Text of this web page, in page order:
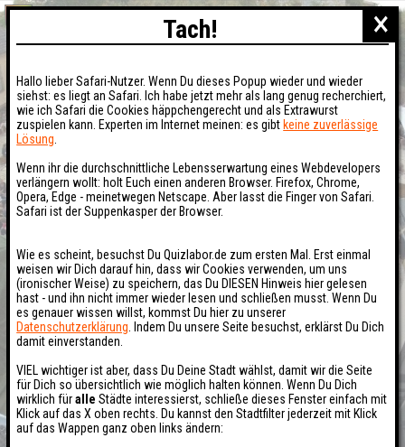
×
Tach!
Hallo lieber Safari-Nutzer. Wenn Du dieses Popup wieder und wieder
siehst: es liegt an Safari. Ich habe jetzt mehr als lang genug recherchiert,
wie ich Safari die Cookies häppchengerecht und als Extrawurst
zuspielen kann. Experten im Internet meinen: es gibt keine zuverlässige
Lösung
Wenn ihr die durchschnittliche Lebensserwartung eines Webdevelopers
verlängern wollt: holt Euch einen anderen Browser. Firefox, Chrome,
Opera, Edge - meinetwegen Netscape. Aber lasst die Finger von Safari.
Safari ist der Suppenkasper der Browser.
Wie es scheint, besuchst Du Quizlabor.de zum ersten Mal. Erst einmal
weisen wir Dich darauf hin, dass wir Cookies verwenden, um uns
(ironischer Weise) zu speichern, das Du DIESEN Hinweis hier gelesen
hast - und ihn nicht immer wieder lesen und schließen musst. Wenn Du
es genauer wissen willst, kommst Du hier zu unserer
Datenschutzerklärung . Indem Du unsere Seite besuchst, erklärst Du Dich
damit einverstanden.
VIEL wichtiger ist aber, dass Du Deine Stadt wählst, damit wir die Seite
für Dich so übersichtlich wie möglich halten können. Wenn Du Dich
wirklich füralle Städte interessierst, schließe dieses Fenster einfach mit
Klick auf das X oben rechts. Du kannst den Stadtfilter jederzeit mit Klick
auf das Wappen ganz oben links ändern: